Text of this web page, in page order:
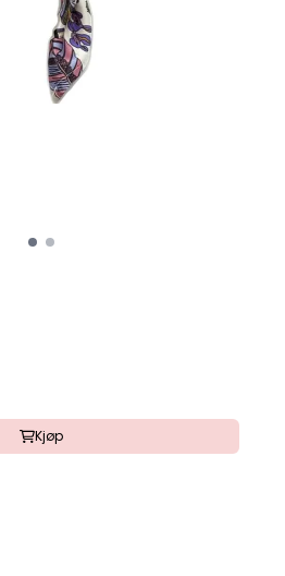
Kjøp